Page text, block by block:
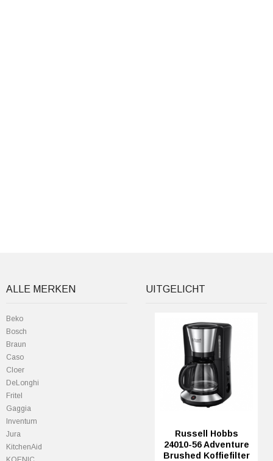
ALLE MERKEN
Beko
Bosch
Braun
Caso
Cloer
DeLonghi
Fritel
Gaggia
Inventum
Jura
KitchenAid
UITGELICHT
Russell Hobbs
24010-56 Adventure
Brushed Koffiefilter